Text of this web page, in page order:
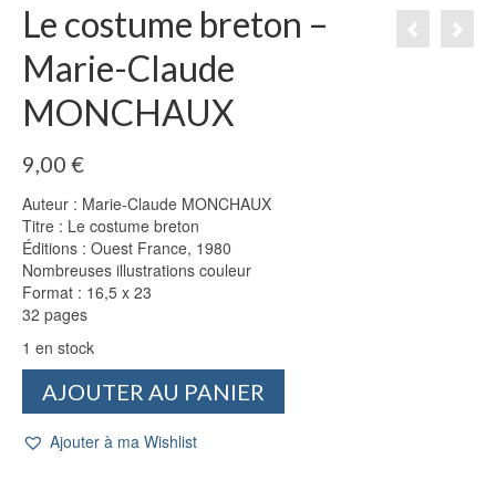
Le costume breton –
Marie-Claude
MONCHAUX
9,00 €
Auteur : Marie-Claude MONCHAUX
Titre : Le costume breton
Éditions : Ouest France, 1980
Nombreuses illustrations couleur
Format : 16,5 x 23
32 pages
1 en stock
costume
AJOUTER AU PANIER
Ajouter à ma Wishlist